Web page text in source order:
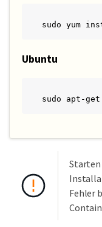
sudo yum
Ubuntu
sudo apt-
Starten
Fehler